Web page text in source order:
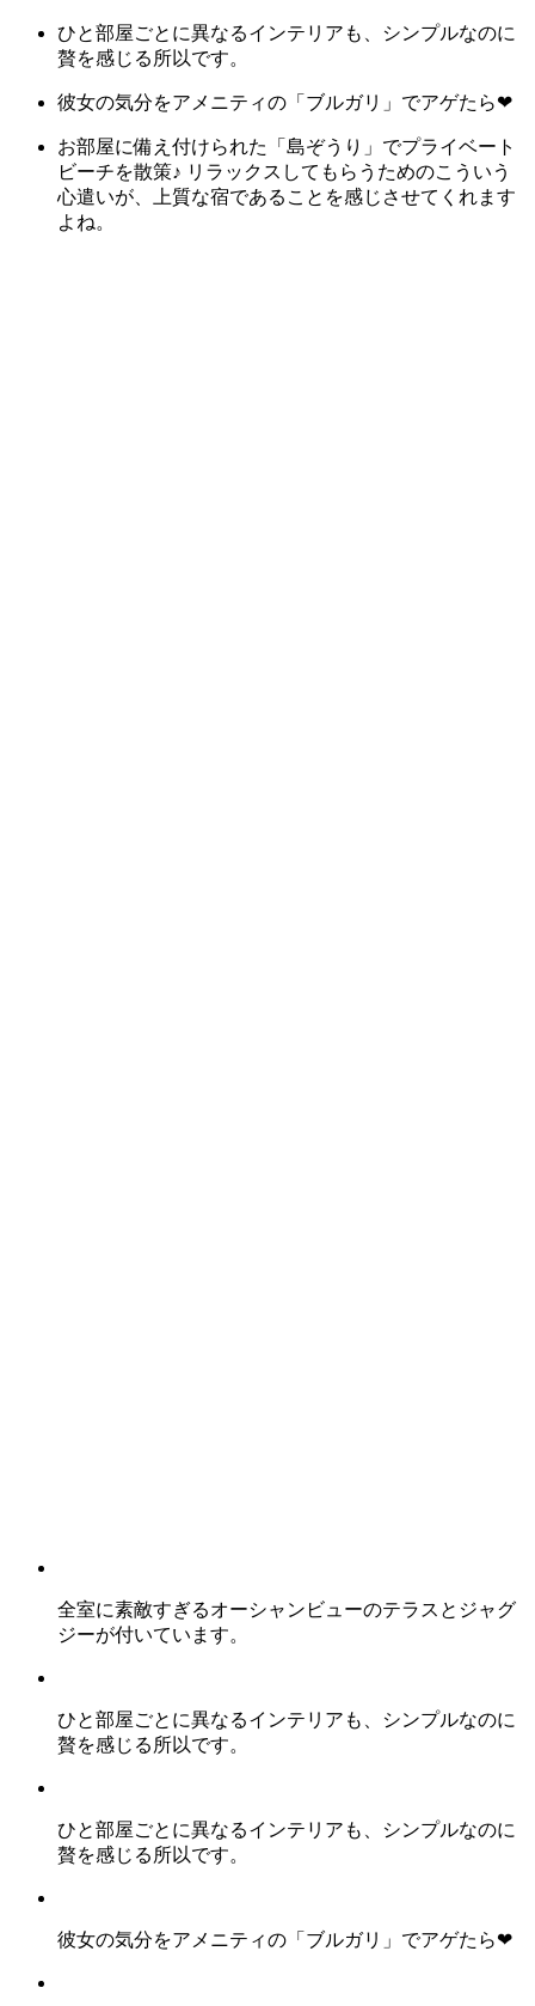
ひと部屋ごとに異なるインテリアも、シンプルなのに
贅を感じる所以です。
彼女の気分をアメニティの「ブルガリ」でアゲたら❤︎
お部屋に備え付けられた「島ぞうり」でプライベート
ビーチを散策♪ リラックスしてもらうためのこういう
心遣いが、上質な宿であることを感じさせてくれます
よね。
全室に素敵すぎるオーシャンビューのテラスとジャグ
ジーが付いています。
ひと部屋ごとに異なるインテリアも、シンプルなのに
贅を感じる所以です。
ひと部屋ごとに異なるインテリアも、シンプルなのに
贅を感じる所以です。
彼女の気分をアメニティの「ブルガリ」でアゲたら❤︎